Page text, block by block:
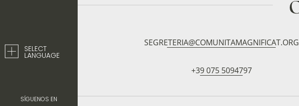
SELECT
LANGUAGE
SÍGUENOS EN
SEGRETERIA@COMUNITAMAGNIFICAT.ORG
+39 075 5094797